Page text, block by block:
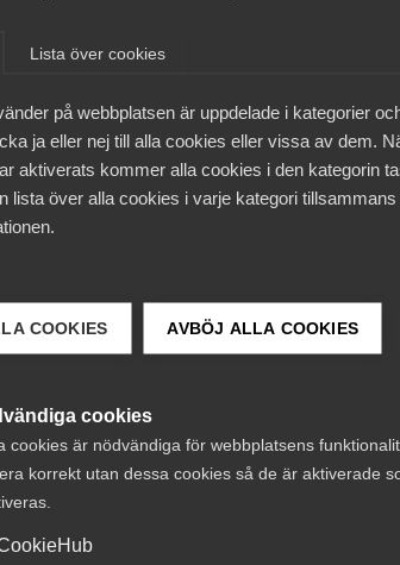
Lista över cookies
på webbplatsen är uppdelade i kategorier
ja eller nej till alla cookies eller vissa av dem.
aktiverats kommer alla cookies i den kategorin
lista över alla cookies i varje kategori
COOKIES AVBÖJ ALLA COOKIES
cookies
cookies är nödvändiga för webbplatsens
korrekt utan dessa cookies så de är aktiverade
idag tecknat nya
De nya avtalen sträcker sig
Inom kostnadsramen
där alla parter tagit ansvar, tecknat
Adam Dobbertin, ansvarig
att parterna kommer att tillsätta en
akademiker.
Det är därför glädjande att vi
syfte att gemensamt hitta lösningar
för nyanlända akademiker.
omställning och bemanning.